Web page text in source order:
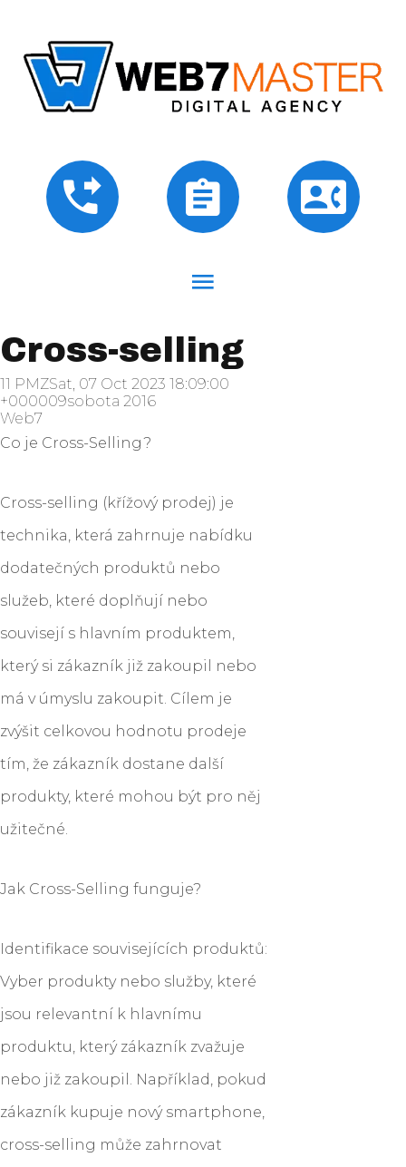
Cross-selling
11 PMZSat, 07 Oct 2023 18:09:00
+000009sobota 2016
Web7
Co je Cross-Selling?
Cross-selling (křížový prodej) je
technika, která zahrnuje nabídku
dodatečných produktů nebo
služeb, které doplňují nebo
souvisejí s hlavním produktem,
který si zákazník již zakoupil nebo
má v úmyslu zakoupit. Cílem je
zvýšit celkovou hodnotu prodeje
tím, že zákazník dostane další
produkty, které mohou být pro něj
užitečné.
Jak Cross-Selling funguje?
Identifikace souvisejících produktů:
Vyber produkty nebo služby, které
jsou relevantní k hlavnímu
produktu, který zákazník zvažuje
nebo již zakoupil. Například, pokud
zákazník kupuje nový smartphone,
cross-selling může zahrnovat